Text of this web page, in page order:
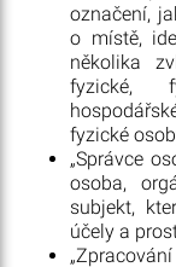
označení,
o místě,
několika
fyzické,
fyzické
„Správce
osoba,
subjekt,
účely a